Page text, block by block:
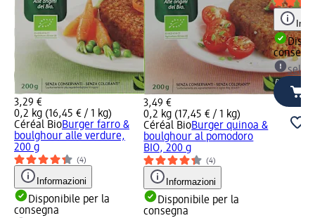
3,29 €
0,2 kg (16,45 € / 1 kg)
Céréal BioBurger farro &
boulghour alle verdure,
200 g
(4)
Informazioni
Disponibile per la
consegna
3,49 €
0,2 kg (17,45 € / 1 kg)
Céréal BioBurger quinoa &
boulghour al pomodoro
BIO, 200 g
(4)
Informazioni
Disponibile per la
consegna